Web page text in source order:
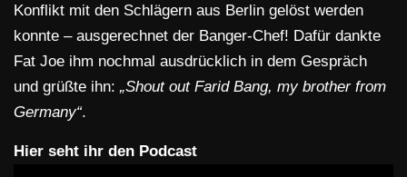
Konflikt mit den Schlägern aus Berlin gelöst werden
konnte – ausgerechnet der Banger-Chef! Dafür dankte
Fat Joe ihm nochmal ausdrücklich in dem Gespräch
und grüßte ihn: „Shout out Farid Bang, my brother from
Germany“.
Hier seht ihr den Podcast